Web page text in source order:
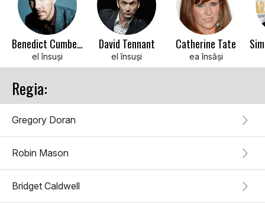
Benedict Cumberbatch
el însuși
David Tennant
el însuși
Catherine Tate
ea însăși
Regia:
Gregory Doran
Robin Mason
Bridget Caldwell